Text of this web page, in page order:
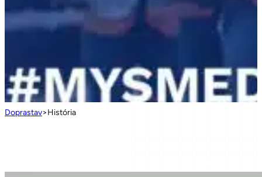
Doprastav>História